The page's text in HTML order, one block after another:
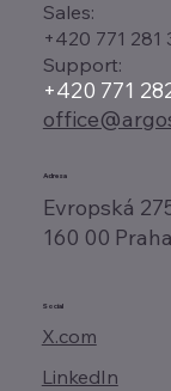
Adresa
Evropská
160 00
Sales:
+420 771 281
Support:
+420 771
Social
X.com
LinkedIn